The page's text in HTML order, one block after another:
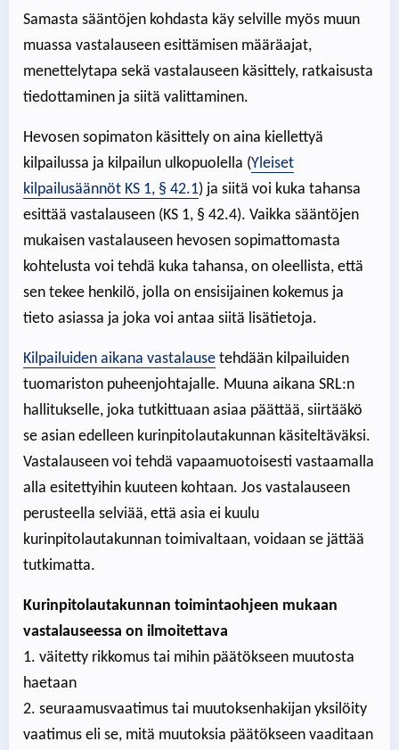
Samasta sääntöjen kohdasta käy selville myös muun
muassa vastalauseen esittämisen määräajat,
menettelytapa sekä vastalauseen käsittely, ratkaisusta
tiedottaminen ja siitä valittaminen.
Hevosen sopimaton käsittely on aina kiellettyä
kilpailussa ja kilpailun ulkopuolella (Yleiset
kilpailusäännöt KS 1, § 42.1) ja siitä voi kuka tahansa
esittää vastalauseen (KS 1, § 42.4). Vaikka sääntöjen
mukaisen vastalauseen hevosen sopimattomasta
kohtelusta voi tehdä kuka tahansa, on oleellista, että
sen tekee henkilö, jolla on ensisijainen kokemus ja
tieto asiassa ja joka voi antaa siitä lisätietoja.
Kilpailuiden aikana vastalause tehdään kilpailuiden
tuomariston puheenjohtajalle. Muuna aikana SRL:n
hallitukselle, joka tutkittuaan asiaa päättää, siirtääkö
se asian edelleen kurinpitolautakunnan käsiteltäväksi.
Vastalauseen voi tehdä vapaamuotoisesti vastaamalla
alla esitettyihin kuuteen kohtaan. Jos vastalauseen
perusteella selviää, että asia ei kuulu
kurinpitolautakunnan toimivaltaan, voidaan se jättää
tutkimatta.
Kurinpitolautakunnan toimintaohjeen mukaan
vastalauseessa on ilmoitettava
1. väitetty rikkomus tai mihin päätökseen muutosta
haetaan
2. seuraamusvaatimus tai muutoksenhakijan yksilöity
vaatimus eli se, mitä muutoksia päätökseen vaaditaan